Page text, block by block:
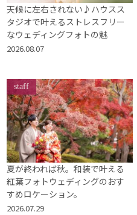
天候に左右されない♪ハウスス
タジオで叶えるストレスフリー
なウェディングフォトの魅
2026.08.07
夏が終われば秋。和装で叶える
紅葉フォトウェディングのおす
すめロケーション。
2026.07.29
staff